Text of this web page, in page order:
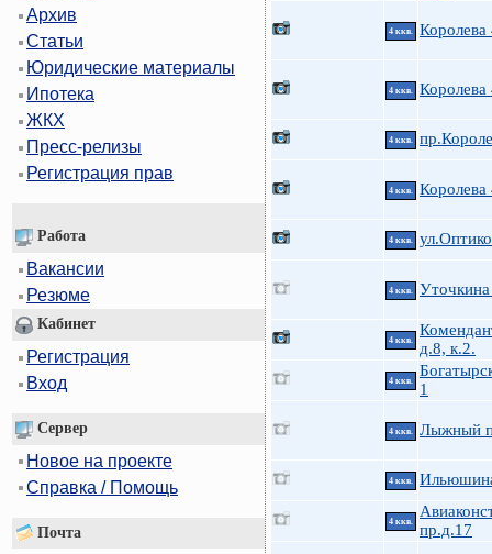
Архив
Статьи
Юридические материалы
Ипотека
ЖКХ
Пресс-релизы
Регистрация прав
Работа
Вакансии
Резюме
Кабинет
Регистрация
Вход
Сервер
Новое на проекте
Справка / Помощь
Почта
4 ккв. Королева
4 ккв. Королева
4 ккв.
4 ккв. Королева
4 ккв.
4 ккв.
4 ккв.
д.8, к.2.
4 ккв.
1
4 ккв. Лыжный
4 ккв.
4 ккв.
пр.д.17